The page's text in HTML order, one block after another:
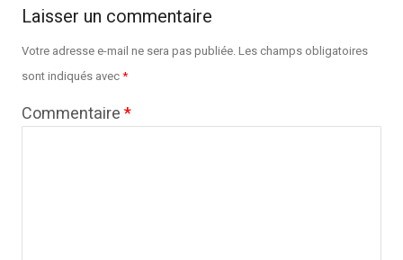
Laisser un commentaire
Votre adresse e-mail ne sera pas publiée.Les champs obligatoires
sont indiqués avec*
Commentaire*